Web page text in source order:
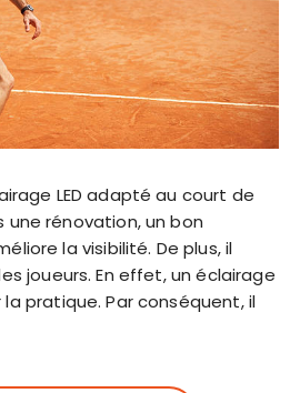
LED adapté au court de
une rénovation, un bon
la visibilité. De plus, il
joueurs. En effet, un éclairage
pratique. Par conséquent, il